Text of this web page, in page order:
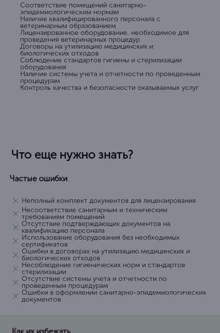
Соответствие помещений санитарно-
эпидемиологическим нормам
Наличие квалифицированного персонала с
ветеринарным образованием
Лицензированное оборудование, необходимое для
проведения ветеринарных процедур
Договоры на утилизацию медицинских и
биологических отходов
Соблюдение стандартов гигиены и стерилизации
оборудования
Наличие системы учета и отчетности по проведенным
процедурам
Контроль качества и безопасности оказываемых услуг
Что еще нужно знать?
Частые ошибки
Неполный комплект документов для лицензирования
Несоответствие санитарным и техническим
требованиям помещений
Отсутствие подтверждающих документов на
квалификацию персонала
Использование оборудования без необходимых
сертификатов
Ошибки в договорах на утилизацию медицинских и
биологических отходов
Несоблюдение гигиенических норм и стандартов
стерилизации
Отсутствие системы учета и отчетности по
проведенным процедурам
Ошибки в оформлении санитарно-эпидемиологических
документов
Как их избежать